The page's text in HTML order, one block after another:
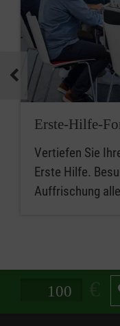
Erste-Hilfe-
Vertiefen Sie
Erste Hilfe.
Auffrischung
Spendenbetrag in